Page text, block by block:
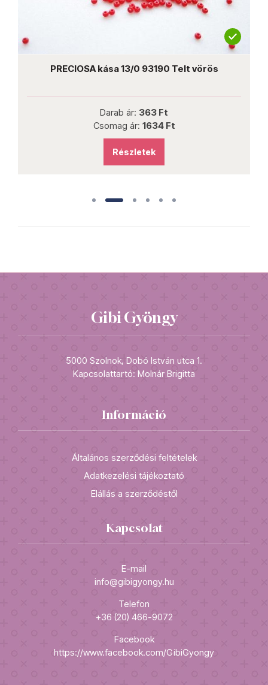
PRECIOSA kása 13/0 93190 Telt vörös
Darab ár: 363 Ft
Csomag ár: 1634 Ft
Részletek
Gibi Gyöngy
5000 Szolnok, Dobó István utca 1.
Kapcsolattartó: Molnár Brigitta
Információ
Általános szerződési feltételek
Adatkezelési tájékoztató
Elállás a szerződéstől
Kapcsolat
E-mail
info@gibigyongy.hu
Telefon
+36 (20) 466-9072
Facebook
https://www.facebook.com/GibiGyongy